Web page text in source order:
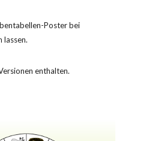
Poster bei
lassen.
enthalten.